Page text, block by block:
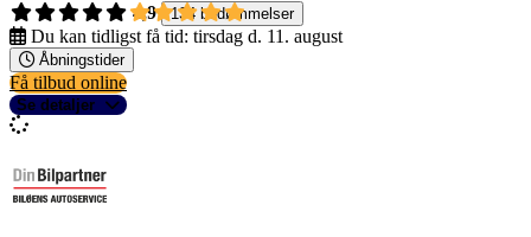
4,9
134 bedømmelser
Du kan tidligst få tid: tirsdag d. 11. august
Åbningstider
Få tilbud online
Se detaljer